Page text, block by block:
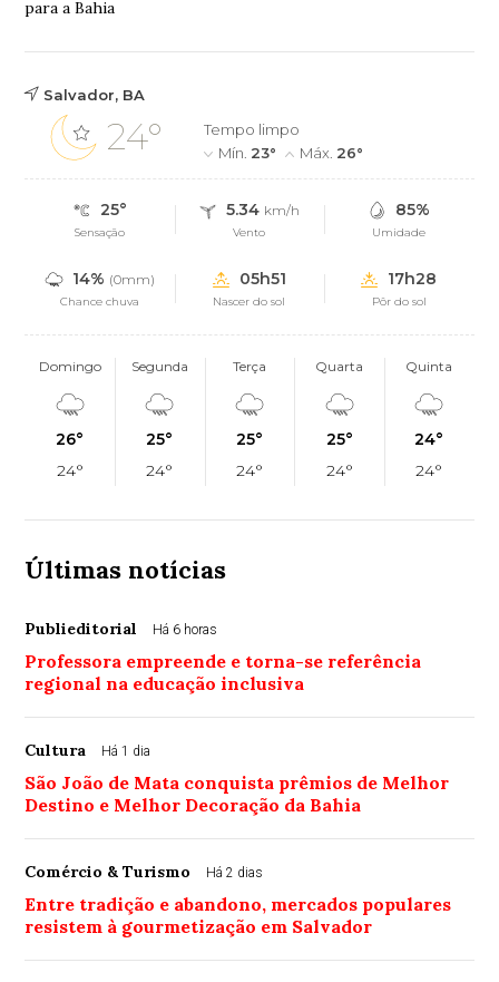
para a Bahia
Salvador, BA
24°
Tempo limpo
Mín. 23° Máx. 26°
25°
Sensação
5.34 km/h
Vento
85%
Umidade
14% (0mm)
Chance chuva
05h51
Nascer do sol
17h28
Pôr do sol
Domingo
26°
24°
Segunda
25°
24°
Terça
25°
24°
Quarta
25°
24°
Quinta
24°
24°
Últimas notícias
Publieditorial Há 6 horas
Professora empreende e torna-se referência
regional na educação inclusiva
Cultura Há 1 dia
São João de Mata conquista prêmios de Melhor
Destino e Melhor Decoração da Bahia
Comércio & Turismo Há 2 dias
Entre tradição e abandono, mercados populares
resistem à gourmetização em Salvador